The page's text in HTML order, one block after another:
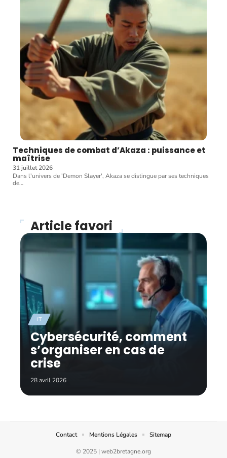
Techniques de combat d’Akaza : puissance et
maîtrise
31 juillet 2026
Dans l'univers de 'Demon Slayer', Akaza se distingue par ses techniques
de…
Article favori
IT
Cybersécurité, comment
s’organiser en cas de
crise
28 avril 2026
© 2025 | web2bretagne.org
Contact Mentions Légales Sitemap